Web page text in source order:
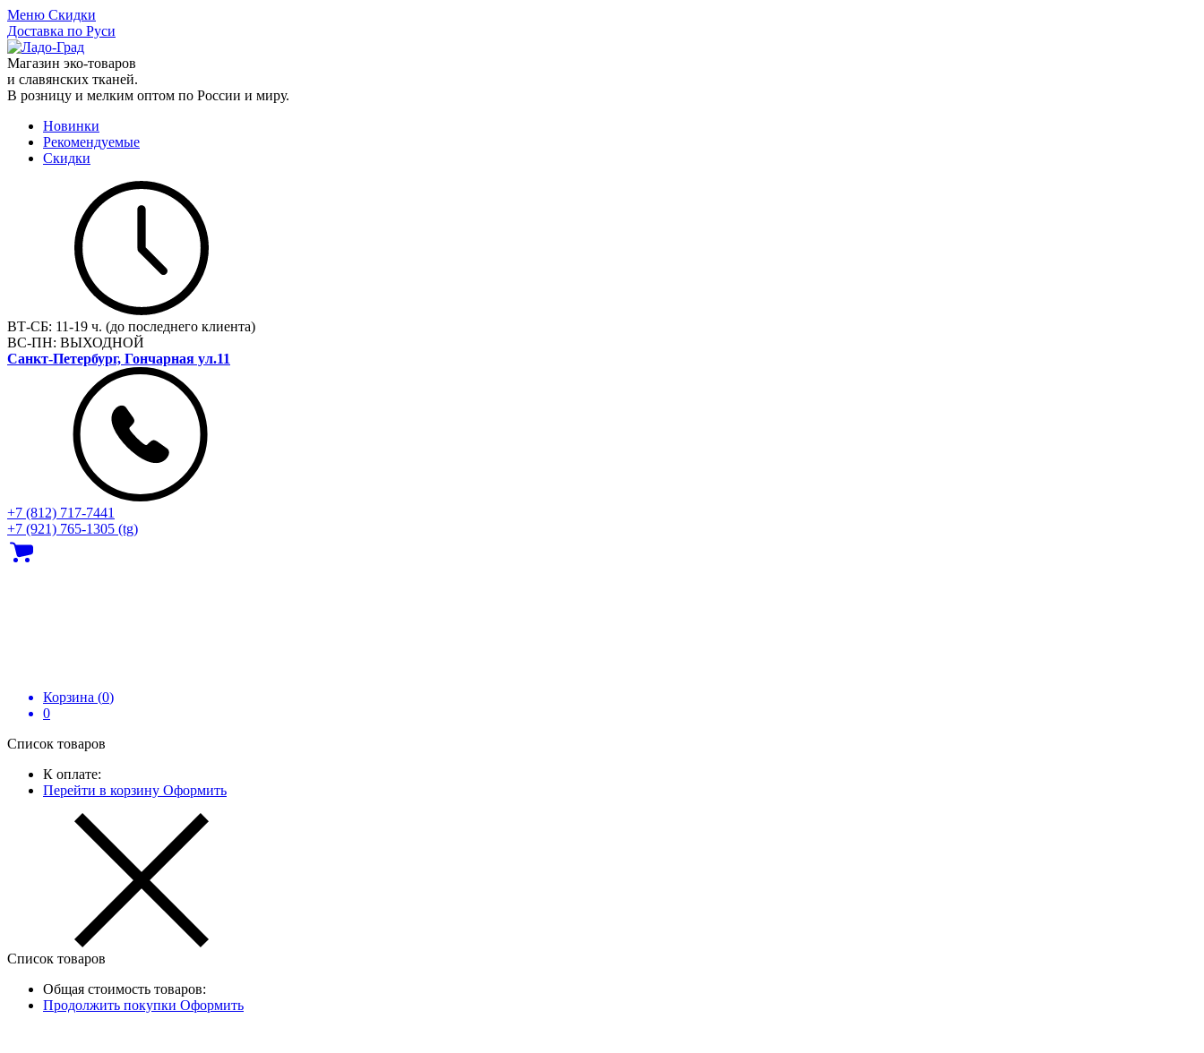
Меню Скидки
Доставка по Руси
Магазин эко-товаров
и славянских тканей.
В розницу и мелким оптом по России и миру.
Новинки
Рекомендуемые
Скидки
ВТ-СБ: 11-19 ч. (до последнего клиента)
ВС-ПН: ВЫХОДНОЙ
Санкт-Петербург, Гончарная ул.11
+7 (812) 717‑7441
+7 (921) 765-1305 (tg)
Корзина (0)
0
Список товаров
К оплате:
Перейти в корзину Оформить
Список товаров
Общая стоимость товаров:
Продолжить покупки Оформить